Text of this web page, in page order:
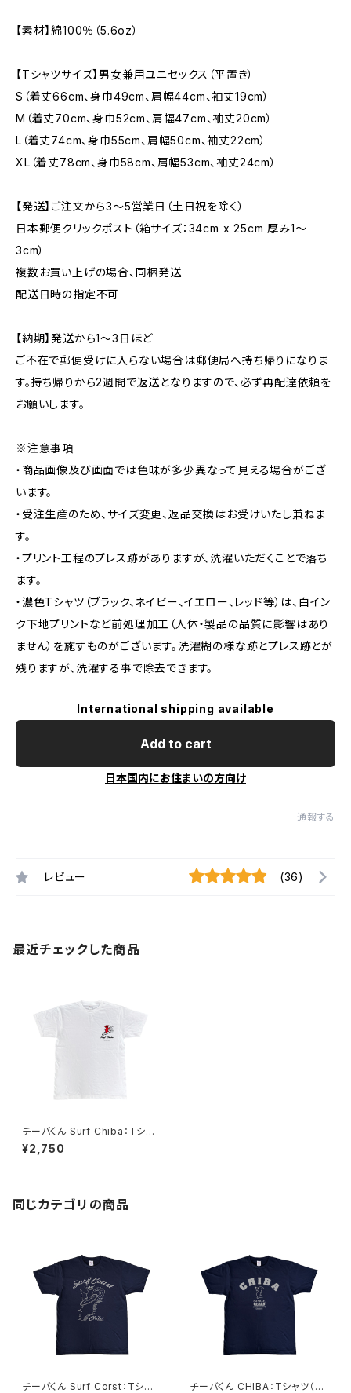
【素材】綿100％（5.6oz）
【Tシャツサイズ】男女兼用ユニセックス（平置き）
S（着丈66cm、身巾49cm、肩幅44cm、袖丈19cm）
M（着丈70cm、身巾52cm、肩幅47cm、袖丈20cm）
L（着丈74cm、身巾55cm、肩幅50cm、袖丈22cm）
XL（着丈78cm、身巾58cm、肩幅53cm、袖丈24cm）
【発送】ご注文から3〜5営業日（土日祝を除く）
日本郵便クリックポスト（箱サイズ：34cm x 25cm 厚み1〜
3cm）
複数お買い上げの場合、同梱発送
配送日時の指定不可
【納期】発送から1〜3日ほど
ご不在で郵便受けに入らない場合は郵便局へ持ち帰りになりま
す。持ち帰りから2週間で返送となりますので、必ず再配達依頼を
お願いします。
※注意事項
・商品画像及び画面では色味が多少異なって見える場合がござ
います。
・受注生産のため、サイズ変更、返品交換はお受けいたし兼ねま
す。
・プリント工程のプレス跡がありますが、洗濯いただくことで落ち
ます。
・濃色Tシャツ（ブラック、ネイビー、イエロー、レッド等）は、白イン
ク下地プリントなど前処理加工（人体・製品の品質に影響はあり
ません）を施すものがございます。洗濯糊の様な跡とプレス跡とが
残りますが、洗濯する事で除去できます。
International shipping available
Add to cart
日本国内にお住まいの方向け
通報する
レビュー (36)
最近チェックした商品
チーバくん Surf Chiba：Tシャ
ツ（White）
¥2,750
同じカテゴリの商品
チーバくん Surf Corst：Tシャ
チーバくん CHIBA：Tシャツ（Na